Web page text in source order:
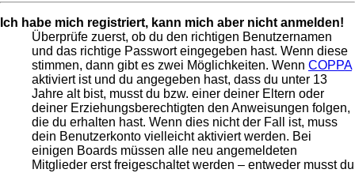
Ich habe mich registriert, kann mich aber nicht anmelden!
Überprüfe zuerst, ob du den richtigen Benutzernamen
und das richtige Passwort eingegeben hast. Wenn diese
stimmen, dann gibt es zwei Möglichkeiten. Wenn COPPA
aktiviert ist und du angegeben hast, dass du unter 13
Jahre alt bist, musst du bzw. einer deiner Eltern oder
deiner Erziehungsberechtigten den Anweisungen folgen,
die du erhalten hast. Wenn dies nicht der Fall ist, muss
dein Benutzerkonto vielleicht aktiviert werden. Bei
einigen Boards müssen alle neu angemeldeten
Mitglieder erst freigeschaltet werden – entweder musst du